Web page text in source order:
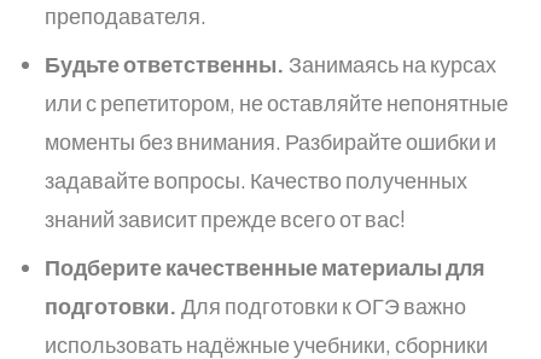
преподавателя.
Будьте ответственны. Занимаясь на курсах
или с репетитором, не оставляйте непонятные
моменты без внимания. Разбирайте ошибки и
задавайте вопросы. Качество полученных
знаний зависит прежде всего от вас!
Подберите качественные материалы для
подготовки. Для подготовки к ОГЭ важно
использовать надёжные учебники, сборники